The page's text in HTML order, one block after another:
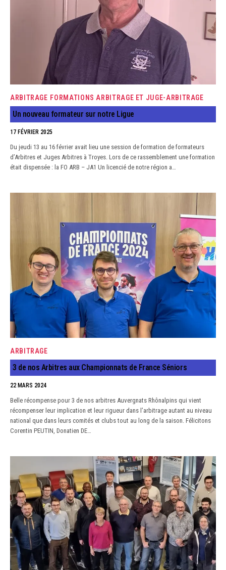
ARBITRAGE FORMATIONS ARBITRAGE ET JUGE-ARBITRAGE
Un nouveau formateur sur notre Ligue
17 FÉVRIER 2025
Du jeudi 13 au 16 février avait lieu une session de formation de formateurs
d’Arbitres et Juges Arbitres à Troyes. Lors de ce rassemblement une formation
était dispensée : la FO ARB – JA1 Un licencié de notre région a…
ARBITRAGE
3 de nos Arbitres aux Championnats de France Séniors
22 MARS 2024
Belle récompense pour 3 de nos arbitres Auvergnats Rhônalpins qui vient
récompenser leur implication et leur rigueur dans l’arbitrage autant au niveau
national que dans leurs comités et clubs tout au long de la saison. Félicitons
Corentin PEUTIN, Donatien DE…